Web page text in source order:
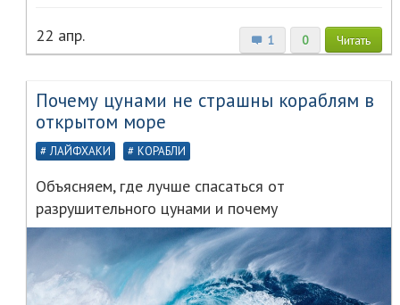
1 0 Читать
22 апр.
Почему цунами не страшны кораблям в
открытом море
ЛАЙФХАКИ КОРАБЛИ
Объясняем, где лучше спасаться от
разрушительного цунами и почему